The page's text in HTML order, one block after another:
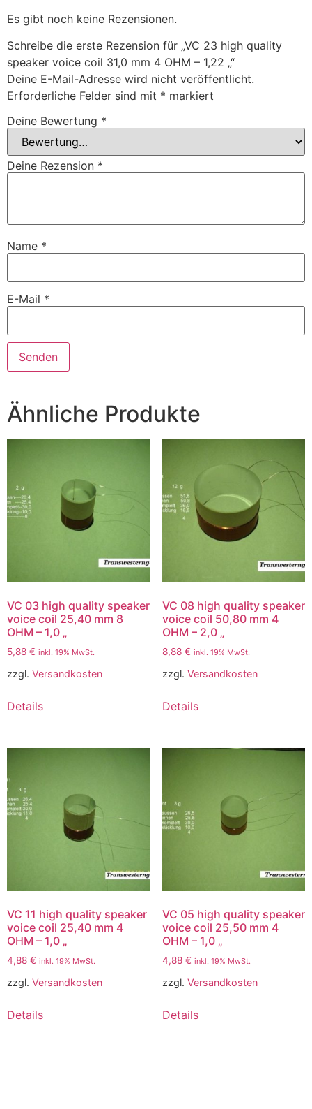
Es gibt noch keine Rezensionen.
Schreibe die erste Rezension für „VC 23 high quality
speaker voice coil 31,0 mm 4 OHM – 1,22 „“
Deine E-Mail-Adresse wird nicht veröffentlicht.
Erforderliche Felder sind mit * markiert
Deine Bewertung *
Deine Rezension *
Name *
E-Mail *
Ähnliche Produkte
VC 03 high quality speaker
voice coil 25,40 mm 8
OHM – 1,0 „
5,88 € inkl. 19% MwSt.
zzgl. Versandkosten
Details
VC 08 high quality speaker
voice coil 50,80 mm 4
OHM – 2,0 „
8,88 € inkl. 19% MwSt.
zzgl. Versandkosten
Details
VC 11 high quality speaker
voice coil 25,40 mm 4
OHM – 1,0 „
4,88 € inkl. 19% MwSt.
zzgl. Versandkosten
Details
VC 05 high quality speaker
voice coil 25,50 mm 4
OHM – 1,0 „
4,88 € inkl. 19% MwSt.
zzgl. Versandkosten
Details